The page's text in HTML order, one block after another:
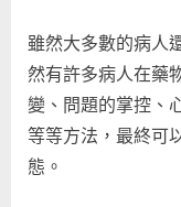
雖然大多數的病人
然有許多病人在藥
變、問題的掌控、
等等方法，最終可
態。